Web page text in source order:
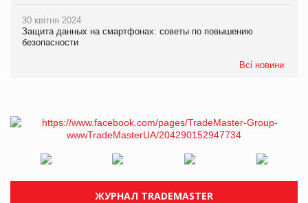
30 квітня 2024
Защита данных на смартфонах: советы по повышению
безопасности
Всі новини
ЖУРНАЛ TRADEMASTER